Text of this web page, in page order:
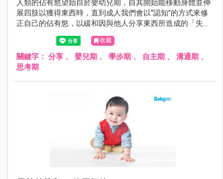
人類的佔有慾望始自於嬰幼兒期，自其開始能移動身體並伸
展四肢以獲得東西時，直到成人我們會以“認知”的方式來修
正自己的佔有慾，以緩和因與他人分享東西所造成的「失落
收藏
關鍵字： 分享 、 嬰兒期 、 學步期 、 自主期 、 溝通期 、
思考期